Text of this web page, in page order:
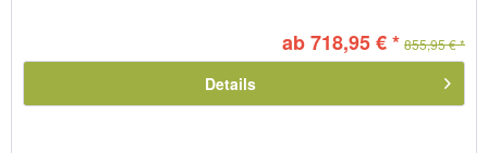
ab 718,95 € * 855,95 € *
Details